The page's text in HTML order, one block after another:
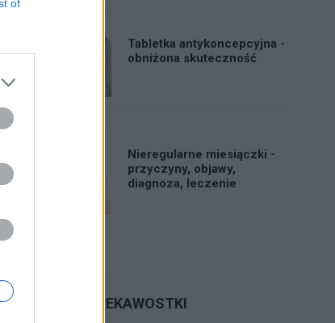
of
Tabletka antykoncepcyjna -
obniżona skuteczność
Nieregularne miesiączki -
przyczyny, objawy,
diagnoza, leczenie
CIEKAWOSTKI